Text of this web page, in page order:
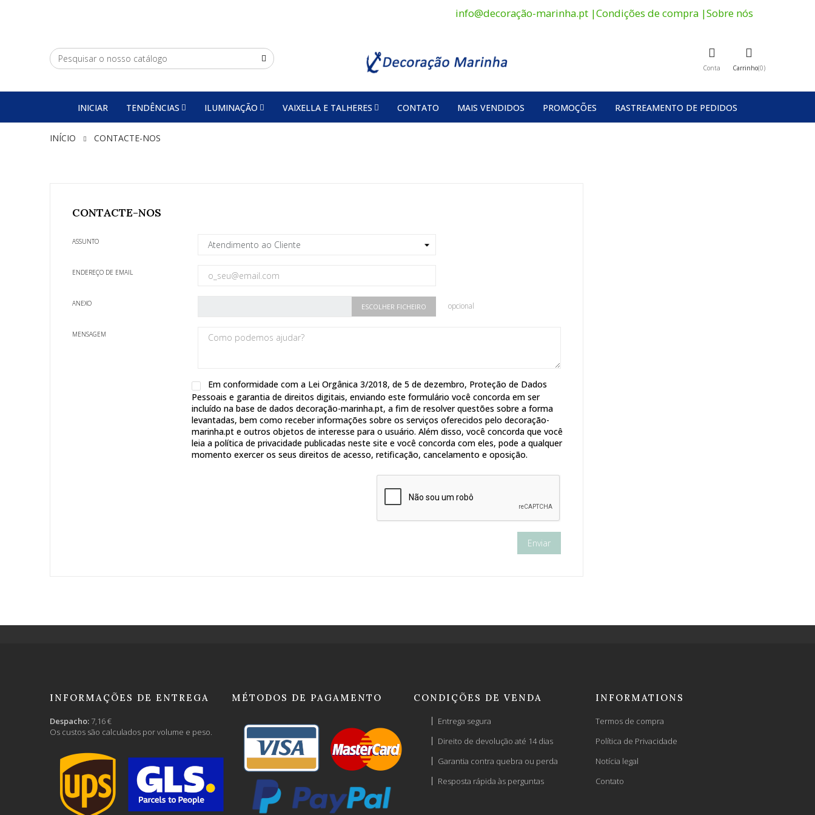
info@decoração-marinha.pt |Condições de compra |Sobre nós
Conta Carrinho 0
INICIAR TENDÊNCIAS ILUMINAÇÃO VAIXELLA E TALHERES CONTATO MAIS VENDIDOS PROMOÇÕES RASTREAMENTO DE PEDIDOS
INÍCIO CONTACTE-NOS
CONTACTE-NOS
ASSUNTO
ENDEREÇO DE EMAIL
ANEXO ESCOLHER FICHEIRO opcional
MENSAGEM
Em conformidade com a Lei Orgânica 3/2018, de 5 de dezembro, Proteção de Dados
Pessoais e garantia de direitos digitais, enviando este formulário você concorda em ser
incluído na base de dados decoração-marinha.pt, a fim de resolver questões sobre a forma
levantadas, bem como receber informações sobre os serviços oferecidos pelo decoração-
marinha.pt e outros objetos de interesse para o usuário. Além disso, você concorda que você
leia a política de privacidade publicadas neste site e você concorda com eles, pode a qualquer
momento exercer os seus direitos de acesso, retificação, cancelamento e oposição.
INFORMAÇÕES DE ENTREGA
Despacho: 7,16 €
Os custos são calculados por volume e peso.
MÉTODOS DE PAGAMENTO CONDIÇÕES DE VENDA
Entrega segura
Direito de devolução até 14 dias
Garantia contra quebra ou perda
Resposta rápida às perguntas
INFORMATIONS
Termos de compra
Política de Privacidade
Notícia legal
Contato